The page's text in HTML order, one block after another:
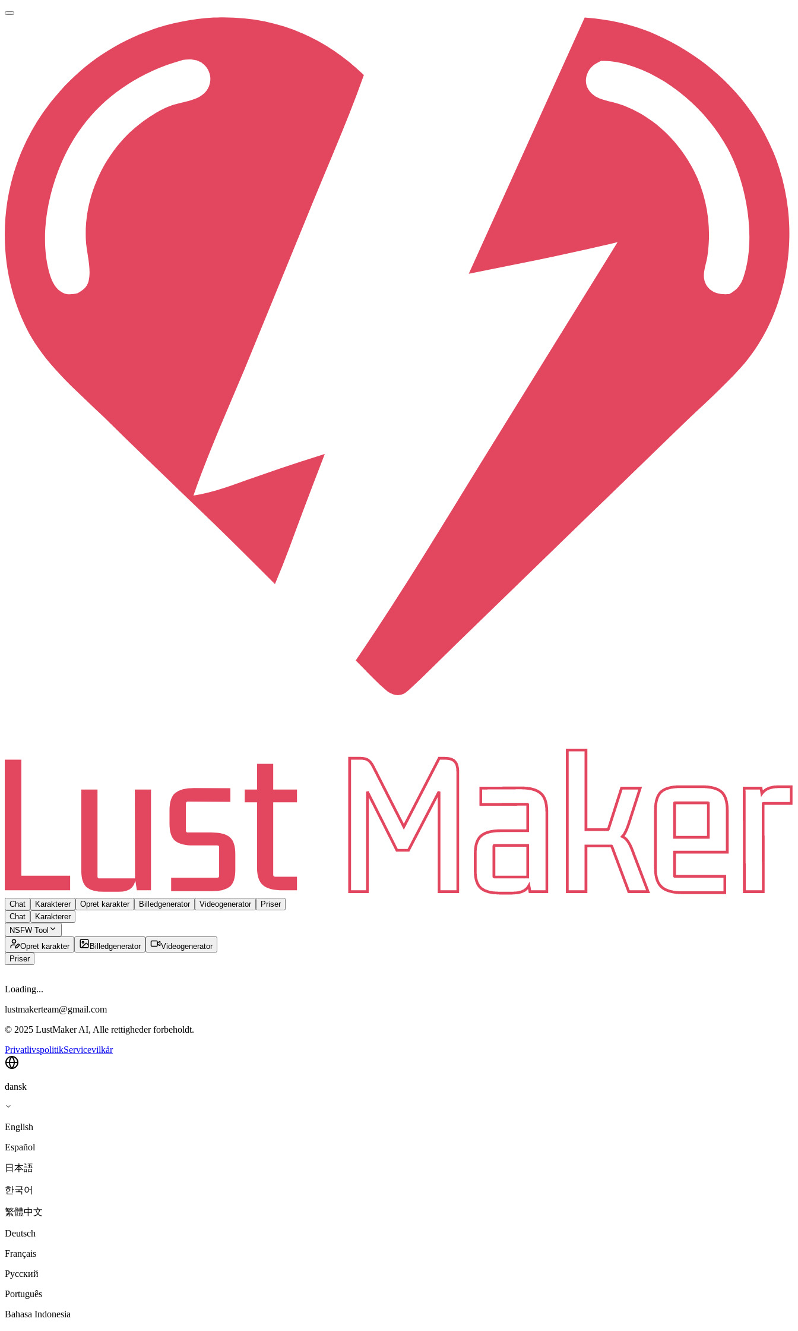
Chat Karakterer Opret karakter Billedgenerator Videogenerator
Priser
Chat
Karakterer
NSFW Tool
Opret karakter
Billedgenerator
Videogenerator
Priser
Loading...
lustmakerteam@gmail.com
© 2025 LustMaker AI, Alle rettigheder forbeholdt.
PrivatlivspolitikServicevilkår
dansk
English
Español
日本語
한국어
繁體中文
Deutsch
Français
Русский
Português
Bahasa Indonesia